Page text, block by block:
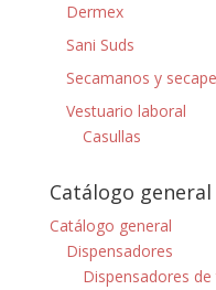
Dermex
Sani Suds
Secamanos y
Vestuario laboral
Casullas
Catálogo general
Catálogo general
Dispensadores
Dispensadores